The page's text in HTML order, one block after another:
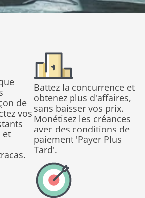
de
vos
et
Battez la concurrence et
obtenez plus d'affaires,
sans baisser vos prix.
Monétisez les créances
avec des conditions de
paiement 'Payer Plus
Tard'.